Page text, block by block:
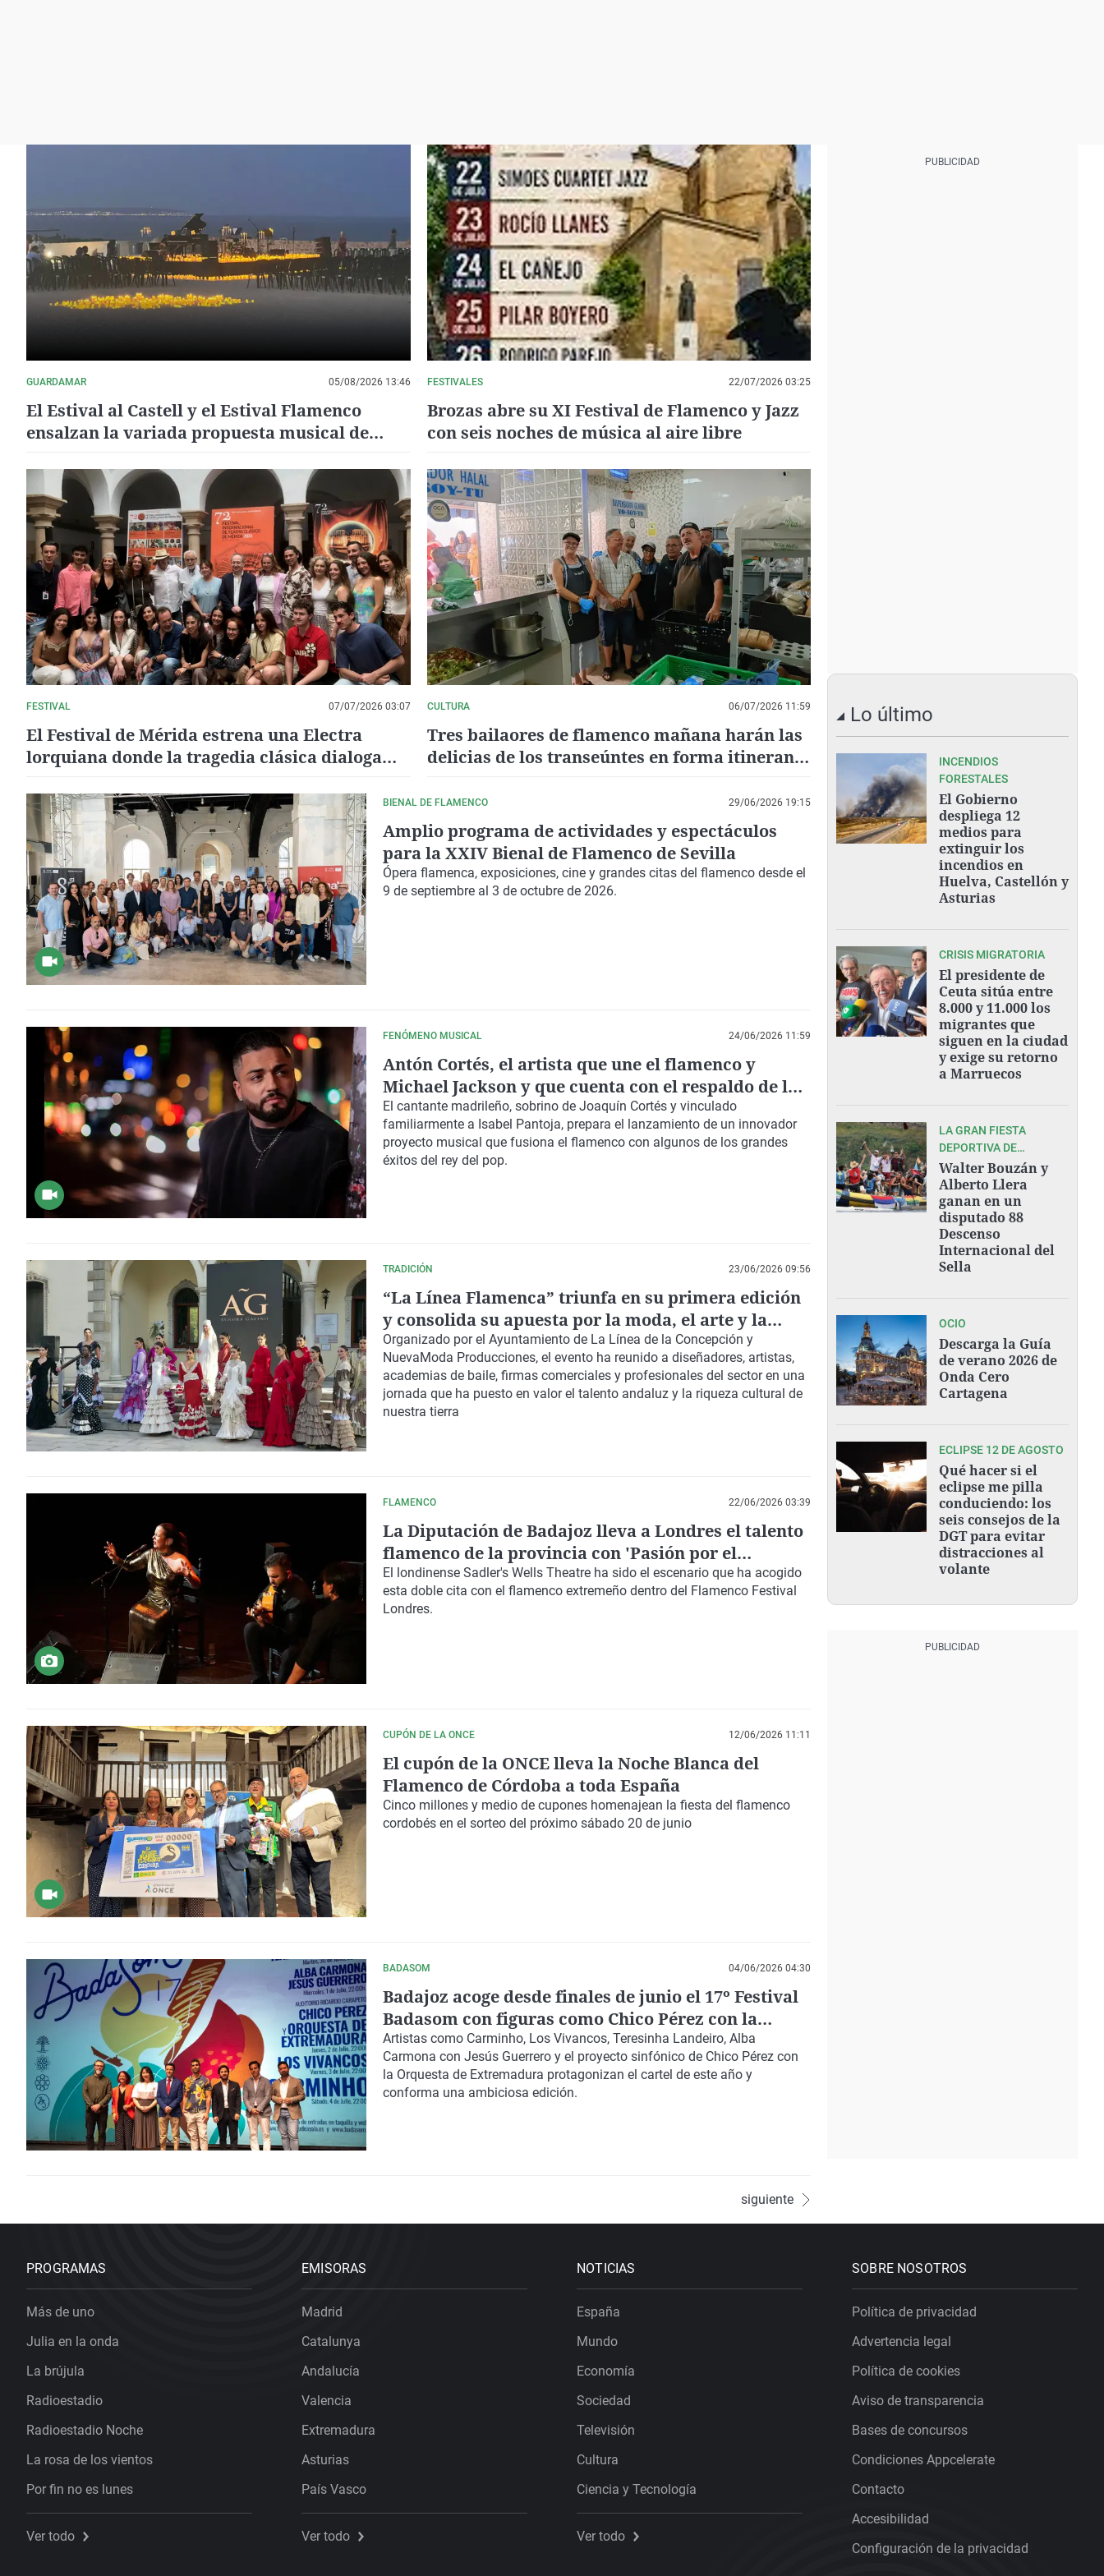
GUARDAMAR 05/08/2026 13:46
El Estival al Castell y el Estival Flamenco
ensalzan la variada propuesta musical de
FESTIVALES 22/07/2026 03:25
Brozas abre su XI Festival de Flamenco y Jazz
con seis noches de música al aire libre
FESTIVAL 07/07/2026 03:07
El Festival de Mérida estrena una Electra
lorquiana donde la tragedia clásica dialoga
CULTURA 06/07/2026 11:59
Tres bailaores de flamenco mañana harán las
delicias de los transeúntes en forma itinerante
BIENAL DE FLAMENCO 29/06/2026 19:15
Amplio programa de actividades y espectáculos
para la XXIV Bienal de Flamenco de Sevilla
Ópera flamenca, exposiciones, cine y grandes citas del flamenco desde el
9 de septiembre al 3 de octubre de 2026.
FENÓMENO MUSICAL 24/06/2026 11:59
Antón Cortés, el artista que une el flamenco y
Michael Jackson y que cuenta con el respaldo de la
Infanta Elena
El cantante madrileño, sobrino de Joaquín Cortés y vinculado
familiarmente a Isabel Pantoja, prepara el lanzamiento de un innovador
proyecto musical que fusiona el flamenco con algunos de los grandes
éxitos del rey del pop.
TRADICIÓN 23/06/2026 09:56
“La Línea Flamenca” triunfa en su primera edición
y consolida su apuesta por la moda, el arte y la
tradición andaluza
Organizado por el Ayuntamiento de La Línea de la Concepción y
NuevaModa Producciones, el evento ha reunido a diseñadores, artistas,
academias de baile, firmas comerciales y profesionales del sector en una
jornada que ha puesto en valor el talento andaluz y la riqueza cultural de
nuestra tierra
FLAMENCO 22/06/2026 03:39
La Diputación de Badajoz lleva a Londres el talento
flamenco de la provincia con 'Pasión por el
Flamenco Sin Frontera'
El londinense Sadler's Wells Theatre ha sido el escenario que ha acogido
esta doble cita con el flamenco extremeño dentro del Flamenco Festival
Londres.
CUPÓN DE LA ONCE 12/06/2026 11:11
El cupón de la ONCE lleva la Noche Blanca del
Flamenco de Córdoba a toda España
Cinco millones y medio de cupones homenajean la fiesta del flamenco
cordobés en el sorteo del próximo sábado 20 de junio
BADASOM 04/06/2026 04:30
Badajoz acoge desde finales de junio el 17º Festival
Badasom con figuras como Chico Pérez con la
Orquesta de Extremadura
Artistas como Carminho, Los Vivancos, Teresinha Landeiro, Alba
Carmona con Jesús Guerrero y el proyecto sinfónico de Chico Pérez con
la Orquesta de Extremadura protagonizan el cartel de este año y
conforma una ambiciosa edición.
siguiente
Lo último
INCENDIOS
FORESTALES
El Gobierno
despliega 12
medios para
extinguir los
incendios en
Huelva, Castellón y
Asturias
CRISIS MIGRATORIA
El presidente de
Ceuta sitúa entre
8.000 y 11.000 los
migrantes que
siguen en la ciudad
y exige su retorno
a Marruecos
LA GRAN FIESTA
DEPORTIVA DE
ASTURIAS
Walter Bouzán y
Alberto Llera
ganan en un
disputado 88
Descenso
Internacional del
Sella
OCIO
Descarga la Guía
de verano 2026 de
Onda Cero
Cartagena
ECLIPSE 12 DE AGOSTO
Qué hacer si el
eclipse me pilla
conduciendo: los
seis consejos de la
DGT para evitar
distracciones al
volante
PROGRAMAS
Más de uno
Julia en la onda
La brújula
Radioestadio
Radioestadio Noche
La rosa de los vientos
Por fin no es lunes
Ver todo
EMISORAS
Madrid
Catalunya
Andalucía
Valencia
Extremadura
Asturias
País Vasco
Ver todo
NOTICIAS
España
Mundo
Economía
Sociedad
Televisión
Cultura
Ciencia y Tecnología
Ver todo
SOBRE NOSOTROS
Política de privacidad
Advertencia legal
Política de cookies
Aviso de transparencia
Bases de concursos
Condiciones Appcelerate
Contacto
Accesibilidad
Configuración de la privacidad